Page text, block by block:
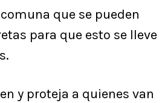
que se pueden
para que esto se lleve
y proteja a quienes van